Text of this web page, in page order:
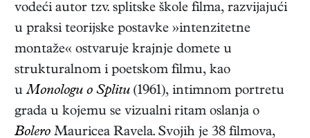
vodeći autor tzv. splitske škole filma, razvijajući
u praksi teorijske postavke »intenzitetne
montaže« ostvaruje krajnje domete u
strukturalnom i poetskom filmu, kao
uMonologu o Splitu (1961), intimnom portretu
grada u kojemu se vizualni ritam oslanja o
Bolero Mauricea Ravela. Svojih je 38 filmova,